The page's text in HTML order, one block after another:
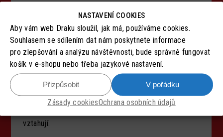
NASTAVENÍ COOKIES
Aby vám web Draku sloužil, jak má, používáme cookies.
Souhlasem se sdílením dat nám poskytnete informace
pro zlepšování a analýzu návštěvnosti, bude správně fungovat
košík v e-shopu nebo třeba jazykové nastavení.
V pořádku
Přizpůsobit
Zásady cookiesOchrana osobních údajů
Úplně holčičí pohádková inscenace o tom, bez čeho
se nedá dobře být ani dobře žít.
Diváci 8+
16:30-17:50 / hlavní scéna
Turnovský underground
Ten krátký čas na život
Životopisná hra o básníku Václavu Hraběti, kde na děj
vztahují.